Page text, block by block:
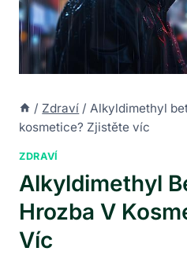
/ Zdraví / Alkyldimethyl
kosmetice? Zjistěte víc
ZDRAVÍ
Alkyldimethyl
Hrozba V
Víc